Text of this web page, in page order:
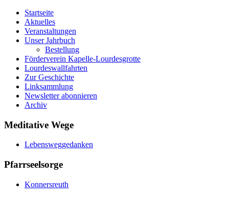
Startseite
Aktuelles
Veranstaltungen
Unser Jahrbuch
Bestellung
Förderverein Kapelle-Lourdesgrotte
Lourdeswallfahrten
Zur Geschichte
Linksammlung
Newsletter abonnieren
Archiv
Meditative Wege
Lebensweggedanken
Pfarrseelsorge
Konnersreuth